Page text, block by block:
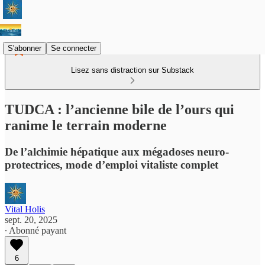
S'abonner Se connecter
Lisez sans distraction sur Substack
TUDCA : l’ancienne bile de l’ours qui
ranime le terrain moderne
De l’alchimie hépatique aux mégadoses neuro-
protectrices, mode d’emploi vitaliste complet
Vital Holis
sept. 20, 2025
∙ Abonné payant
6